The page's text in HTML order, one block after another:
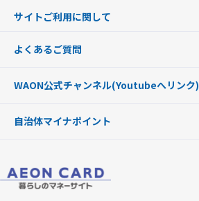
提携WAONカード
WAONチャージャーmini
WAONカードの拾得について
サイトご利用に関して
企業情報
よくあるご質問
WAON公式チャンネル(Youtubeへリンク)
自治体マイナポイント